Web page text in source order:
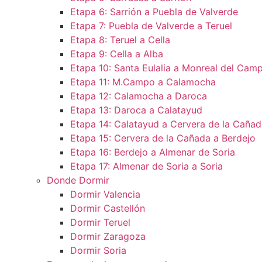
Etapa 6: Sarrión a Puebla de Valverde
Etapa 7: Puebla de Valverde a Teruel
Etapa 8: Teruel a Cella
Etapa 9: Cella a Alba
Etapa 10: Santa Eulalia a Monreal del
Etapa 11: M.Campo a Calamocha​
Etapa 12: Calamocha a Daroca ​
Etapa 13: Daroca a Calatayud
Etapa 14: Calatayud a Cervera de la
Etapa 15: Cervera de la Cañada a Berdejo
Etapa 16: Berdejo a Almenar de Soria
Etapa 17: Almenar de Soria a Soria ​
Donde Dormir
Dormir Valencia
Dormir Castellón
Dormir Teruel
Dormir Zaragoza
Dormir Soria